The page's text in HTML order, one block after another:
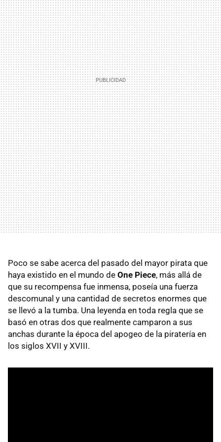
Poco se sabe acerca del pasado del mayor pirata que
haya existido en el mundo de One Piece, más allá de
que su recompensa fue inmensa, poseía una fuerza
descomunal y una cantidad de secretos enormes que
se llevó a la tumba. Una leyenda en toda regla que se
basó en otras dos que realmente camparon a sus
anchas durante la época del apogeo de la piratería en
los siglos XVII y XVIII.